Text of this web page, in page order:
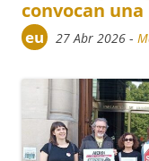
convocan
eu 27 Abr 2026 -